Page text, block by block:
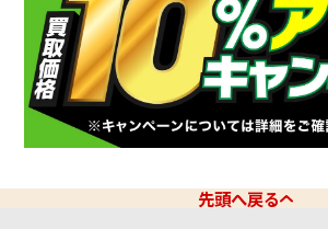
先頭へ戻る